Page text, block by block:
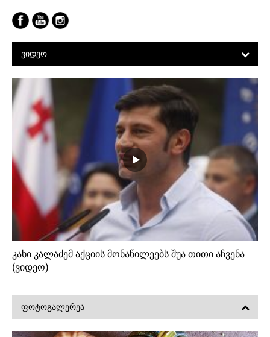
ᲕᲘᲓᲔᲝ
კახი კალაძემ აქციის მონაწილეებს შუა თითი აჩვენა
(ვიდეო)
ᲤᲝᲢᲝᲒᲐᲚᲔᲠᲔᲐ